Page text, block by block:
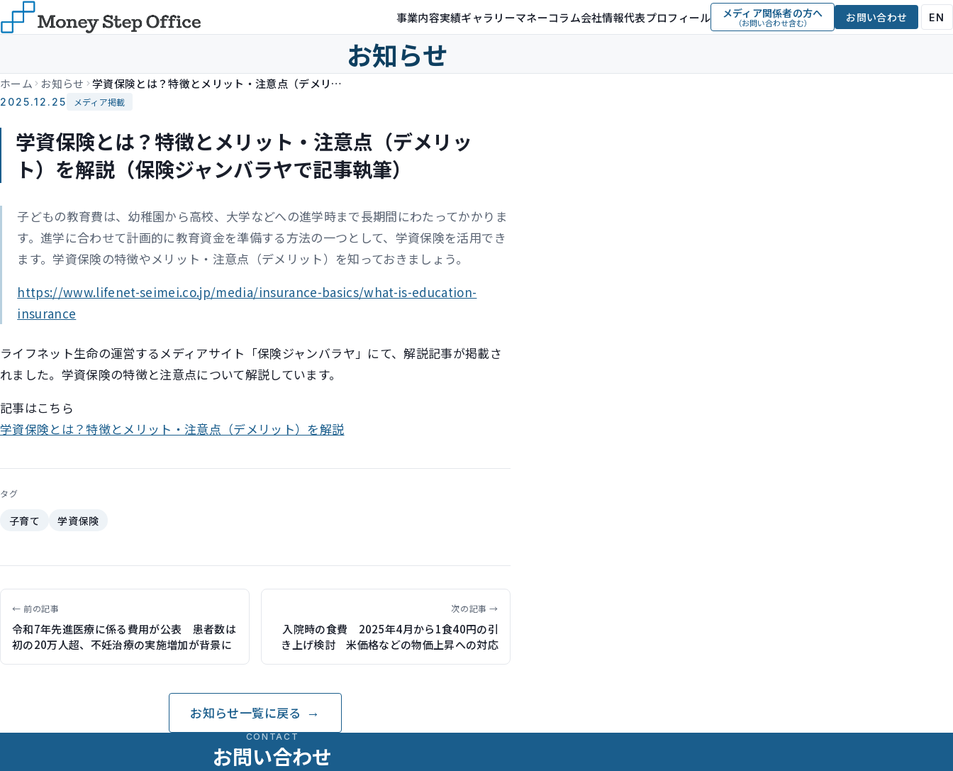
事業内容実績ギャラリーマネーコラム会社情報代表プロフィール メディア関係者の方へ
（お問い合わせ含む） お問い合わせ EN
お知らせ
ホーム お知らせ 学資保険とは？特徴とメリット・注意点（デメリット）を解説（保険ジャンバラヤで記事執筆）
2025.12.25 メディア掲載
学資保険とは？特徴とメリット・注意点（デメリッ
ト）を解説（保険ジャンバラヤで記事執筆）
子どもの教育費は、幼稚園から高校、大学などへの進学時まで長期間にわたってかかりま
す。進学に合わせて計画的に教育資金を準備する方法の一つとして、学資保険を活用でき
ます。学資保険の特徴やメリット・注意点（デメリット）を知っておきましょう。
https://www.lifenet-seimei.co.jp/media/insurance-basics/what-is-education-
insurance
ライフネット生命の運営するメディアサイト「保険ジャンバラヤ」にて、解説記事が掲載さ
れました。学資保険の特徴と注意点について解説しています。
記事はこちら
学資保険とは？特徴とメリット・注意点（デメリット）を解説
タグ
子育て 学資保険
← 前の記事
令和7年先進医療に係る費用が公表 患者数は
初の20万人超、不妊治療の実施増加が背景に
次の記事 →
入院時の食費 2025年4月から1食40円の引
き上げ検討 米価格などの物価上昇への対応
お知らせ一覧に戻る
CONTACT
お問い合わせ